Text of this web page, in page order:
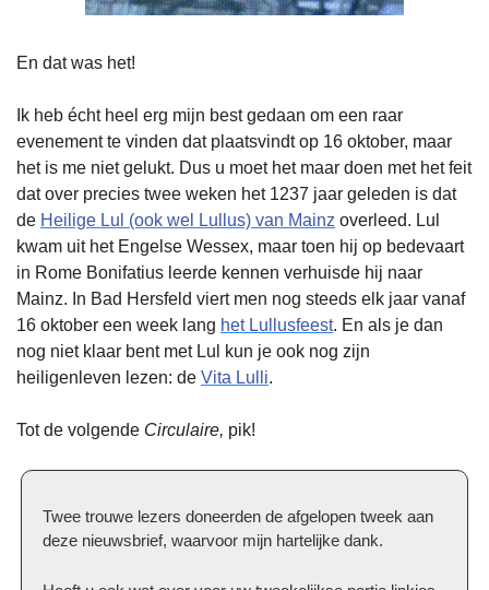
En dat was het!
Ik heb écht heel erg mijn best gedaan om een raar
evenement te vinden dat plaatsvindt op 16 oktober, maar
het is me niet gelukt. Dus u moet het maar doen met het feit
dat over precies twee weken het 1237 jaar geleden is dat
de Heilige Lul (ook wel Lullus) van Mainz overleed. Lul
kwam uit het Engelse Wessex, maar toen hij op bedevaart
in Rome Bonifatius leerde kennen verhuisde hij naar
Mainz. In Bad Hersfeld viert men nog steeds elk jaar vanaf
16 oktober een week lang het Lullusfeest. En als je dan
nog niet klaar bent met Lul kun je ook nog zijn
heiligenleven lezen: de Vita Lulli.
Tot de volgende Circulaire, pik!
Twee trouwe lezers doneerden de afgelopen tweek aan
deze nieuwsbrief, waarvoor mijn hartelijke dank.